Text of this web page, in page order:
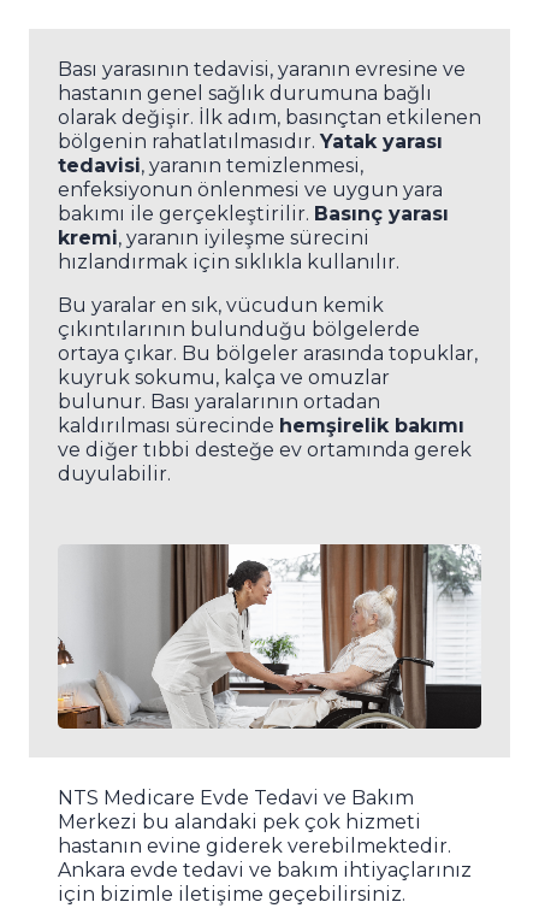
Bası yarasının tedavisi, yaranın evresine ve
hastanın genel sağlık durumuna bağlı
olarak değişir. İlk adım, basınçtan etkilenen
bölgenin rahatlatılmasıdır. Yatak yarası
tedavisi, yaranın temizlenmesi,
enfeksiyonun önlenmesi ve uygun yara
bakımı ile gerçekleştirilir. Basınç yarası
kremi, yaranın iyileşme sürecini
hızlandırmak için sıklıkla kullanılır.
Bu yaralar en sık, vücudun kemik
çıkıntılarının bulunduğu bölgelerde
ortaya çıkar. Bu bölgeler arasında topuklar,
kuyruk sokumu, kalça ve omuzlar
bulunur. Bası yaralarının ortadan
kaldırılması sürecinde hemşirelik bakımı
ve diğer tıbbi desteğe ev ortamında gerek
duyulabilir.
NTS Medicare Evde Tedavi ve Bakım
Merkezi bu alandaki pek çok hizmeti
hastanın evine giderek verebilmektedir.
Ankara evde tedavi ve bakım ihtiyaçlarınız
için bizimle iletişime geçebilirsiniz.